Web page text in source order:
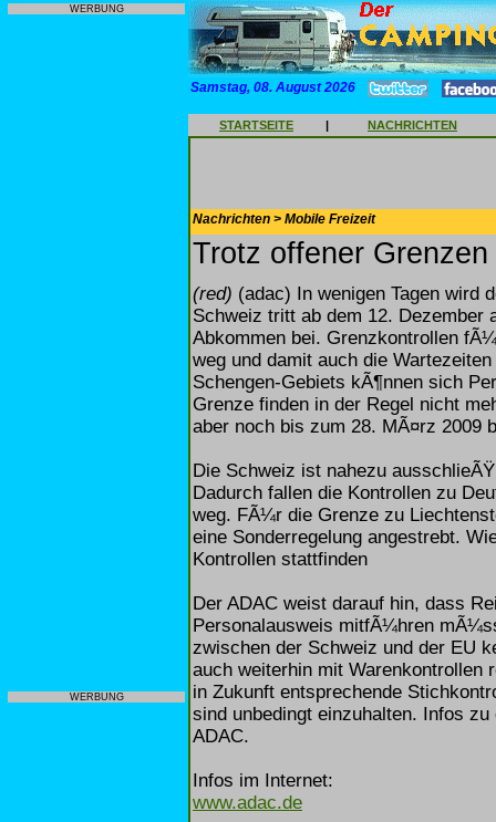
WERBUNG
WERBUNG
Samstag, 08. August 2026
STARTSEITE | NACHRICHTEN
Nachrichten > Mobile Freizeit
Trotz offener
(red) (adac) In wenigen Tagen wird
Schweiz tritt ab dem 12. Dezember
Abkommen bei. Grenzkontrollen
weg und damit auch die
Schengen-Gebiets kÃ¶nnen sich
Grenze finden in der Regel nicht
aber noch bis zum 28. MÃ¤rz 2009
Die Schweiz ist nahezu
Dadurch fallen die Kontrollen zu
weg. FÃ¼r die Grenze zu
eine Sonderregelung angestrebt.
Kontrollen stattfinden
Der ADAC weist darauf hin, dass
Personalausweis mitfÃ¼hren
zwischen der Schweiz und der EU
auch weiterhin mit Warenkontrollen
in Zukunft entsprechende
sind unbedingt einzuhalten. Infos
ADAC.
Infos im Internet:
www.adac.de